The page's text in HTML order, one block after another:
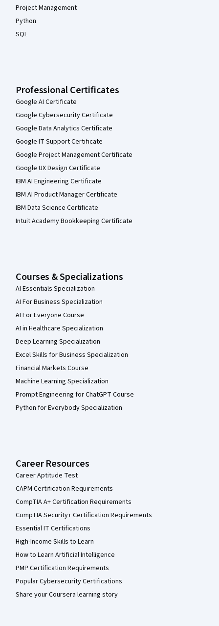
Project Management
Python
SQL
Professional Certificates
Google AI Certificate
Google Cybersecurity Certificate
Google Data Analytics Certificate
Google IT Support Certificate
Google Project Management Certificate
Google UX Design Certificate
IBM AI Engineering Certificate
IBM AI Product Manager Certificate
IBM Data Science Certificate
Intuit Academy Bookkeeping Certificate
Courses & Specializations
AI Essentials Specialization
AI For Business Specialization
AI For Everyone Course
AI in Healthcare Specialization
Deep Learning Specialization
Excel Skills for Business Specialization
Financial Markets Course
Machine Learning Specialization
Prompt Engineering for ChatGPT Course
Python for Everybody Specialization
Career Resources
Career Aptitude Test
CAPM Certification Requirements
CompTIA A+ Certification Requirements
CompTIA Security+ Certification Requirements
Essential IT Certifications
High-Income Skills to Learn
How to Learn Artificial Intelligence
PMP Certification Requirements
Popular Cybersecurity Certifications
Share your Coursera learning story